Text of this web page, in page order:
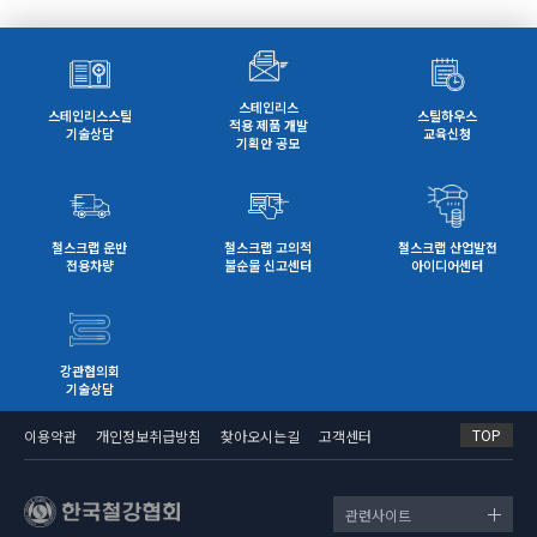
스테인리스스틸
기술상담
스테인리스
적용 제품 개발
기획안 공모
스틸하우스
교육신청
철스크랩 운반
전용차량
철스크랩 고의적
불순물 신고센터
철스크랩 산업발전
아이디어센터
강관협의회
기술상담
이용약관 개인정보취급방침 찾아오시는길 고객센터
관련사이트
TOP